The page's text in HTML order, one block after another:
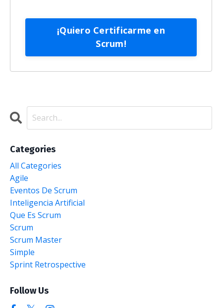
¡Quiero Certificarme en
Scrum!
Categories
All Categories
Agile
Eventos De Scrum
Inteligencia Artificial
Que Es Scrum
Scrum
Scrum Master
Simple
Sprint Retrospective
Follow Us